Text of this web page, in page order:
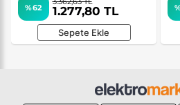
%62 1.277,80 TL
Sepete Ekle